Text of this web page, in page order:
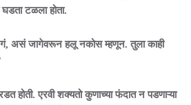
टळला होता.
गं, असं जागेवरून हलू नकोस म्हणून. तुला काही
होती. एरवी शक्यतो कुणाच्या फंदात न पडणाऱ्या